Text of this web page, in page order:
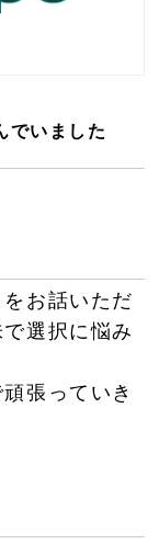
でいました
お話いただ
選択に悩み
張っていき